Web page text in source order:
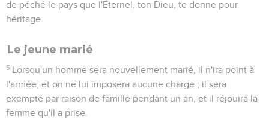
de péché le pays que l'Éternel, ton Dieu, te donne pour
héritage.
Le jeune marié
5 Lorsqu'un homme sera nouvellement marié, il n'ira point à
l'armée, et on ne lui imposera aucune charge ; il sera
exempté par raison de famille pendant un an, et il réjouira la
femme qu'il a prise.